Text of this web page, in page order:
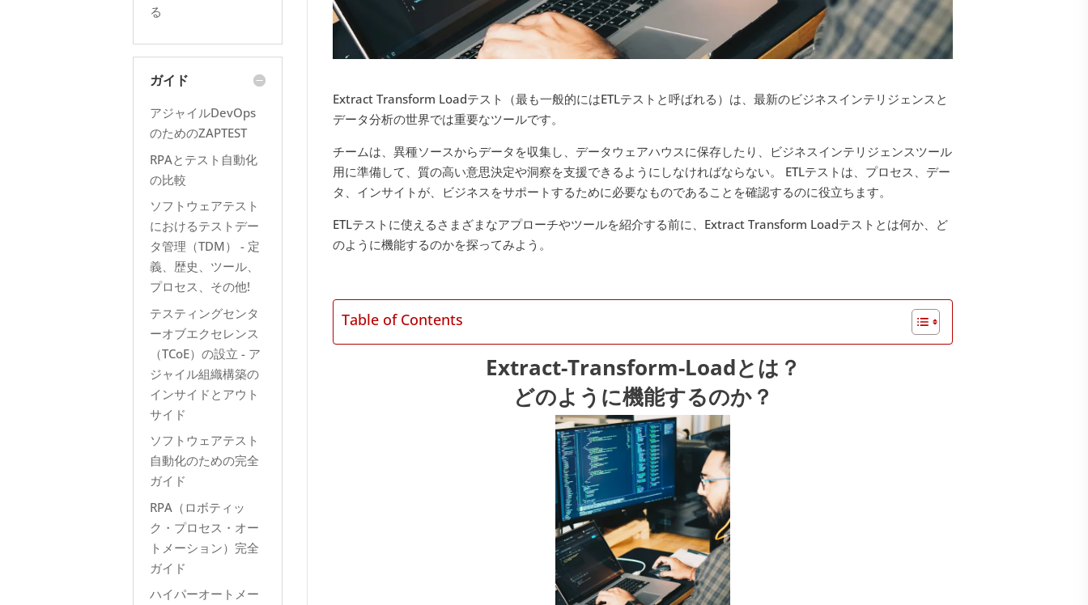
Extract Transform Loadテスト（最も一般的にはETLテストと呼ばれる）は、最新のビジネスインテリジェンスと
データ分析の世界では重要なツールです。
チームは、異種ソースからデータを収集し、データウェアハウスに保存したり、ビジネスインテリジェンスツール
用に準備して、質の高い意思決定や洞察を支援できるようにしなければならない。 ETLテストは、プロセス、デー
タ、インサイトが、ビジネスをサポートするために必要なものであることを確認するのに役立ちます。
ETLテストに使えるさまざまなアプローチやツールを紹介する前に、Extract Transform Loadテストとは何か、ど
のように機能するのかを探ってみよう。
Table of Contents
Extract-Transform-Loadとは？
どのように機能するのか？
る
ガイド
アジャイルDevOps
のためのZAPTEST
RPAとテスト自動化
の比較
ソフトウェアテスト
におけるテストデー
タ管理（TDM） - 定
義、歴史、ツール、
プロセス、その他!
テスティングセンタ
ーオブエクセレンス
（TCoE）の設立 - ア
ジャイル組織構築の
インサイドとアウト
サイド
ソフトウェアテスト
自動化のための完全
ガイド
RPA（ロボティッ
ク・プロセス・オー
トメーション）完全
ガイド
ハイパーオートメー